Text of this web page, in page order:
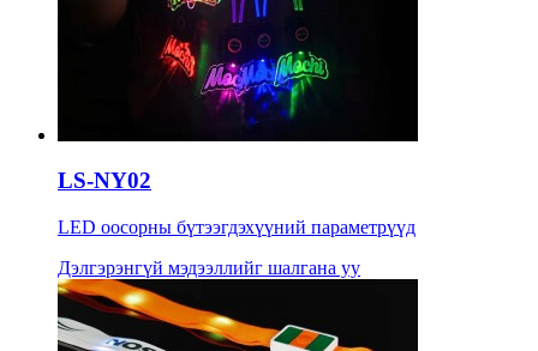
LS-NY02
LED оосорны бүтээгдэхүүний параметрүүд
Дэлгэрэнгүй мэдээллийг шалгана уу